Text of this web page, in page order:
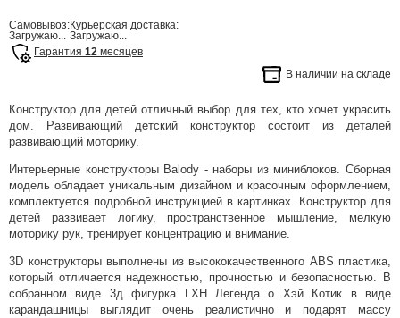
Самовывоз:
Загружаю...
Курьерская доставка:
Загружаю...
Гарантия 12 месяцев
В наличии на складе
Конструктор для детей отличный выбор для тех, кто хочет украсить
дом. Развивающий детский конструктор состоит из деталей
развивающий моторику.
Интерьерные конструкторы Balody - наборы из миниблоков. Сборная
модель обладает уникальным дизайном и красочным оформлением,
комплектуется подробной инструкцией в картинках. Конструктор для
детей развивает логику, пространственное мышление, мелкую
моторику рук, тренирует концентрацию и внимание.
3D конструкторы выполнены из высококачественного ABS пластика,
который отличается надежностью, прочностью и безопасностью. В
собранном виде 3д фигурка LXH Легенда о Хэй Котик в виде
карандашницы выглядит очень реалистично и подарят массу